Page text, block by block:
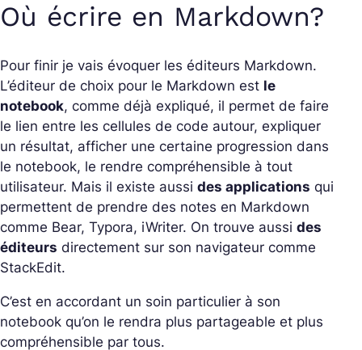
Où écrire en Markdown?
Pour finir je vais évoquer les éditeurs Markdown.
L’éditeur de choix pour le Markdown est le
notebook, comme déjà expliqué, il permet de faire
le lien entre les cellules de code autour, expliquer
un résultat, afficher une certaine progression dans
le notebook, le rendre compréhensible à tout
utilisateur. Mais il existe aussi des applications qui
permettent de prendre des notes en Markdown
comme Bear, Typora, iWriter. On trouve aussi des
éditeurs directement sur son navigateur comme
StackEdit.
C’est en accordant un soin particulier à son
notebook qu’on le rendra plus partageable et plus
compréhensible par tous.